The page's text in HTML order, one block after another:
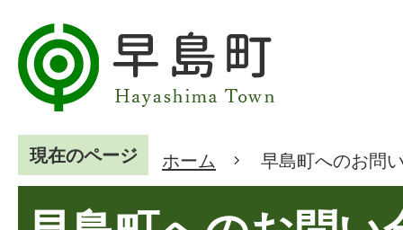
現在のページ ホーム 早島町へのお問